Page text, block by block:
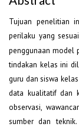
Tujuan penelitian
perilaku yang
penggunaan model
tindakan kelas ini
guru dan siswa
data kualitatif dan
observasi,
sumber dan